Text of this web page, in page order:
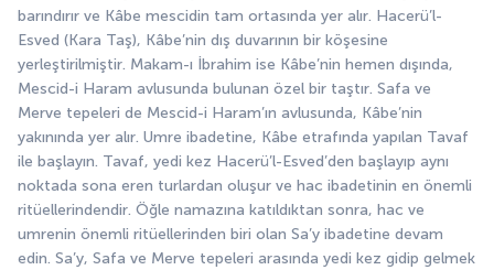
barındırır ve Kâbe mescidin tam ortasında yer alır. Hacerü’l-
Esved (Kara Taş), Kâbe’nin dış duvarının bir köşesine
yerleştirilmiştir. Makam-ı İbrahim ise Kâbe’nin hemen dışında,
Mescid-i Haram avlusunda bulunan özel bir taştır. Safa ve
Merve tepeleri de Mescid-i Haram’ın avlusunda, Kâbe’nin
yakınında yer alır. Umre ibadetine, Kâbe etrafında yapılan Tavaf
ile başlayın. Tavaf, yedi kez Hacerü’l-Esved’den başlayıp aynı
noktada sona eren turlardan oluşur ve hac ibadetinin en önemli
ritüellerindendir. Öğle namazına katıldıktan sonra, hac ve
umrenin önemli ritüellerinden biri olan Sa’y ibadetine devam
edin. Sa’y, Safa ve Merve tepeleri arasında yedi kez gidip gelmek